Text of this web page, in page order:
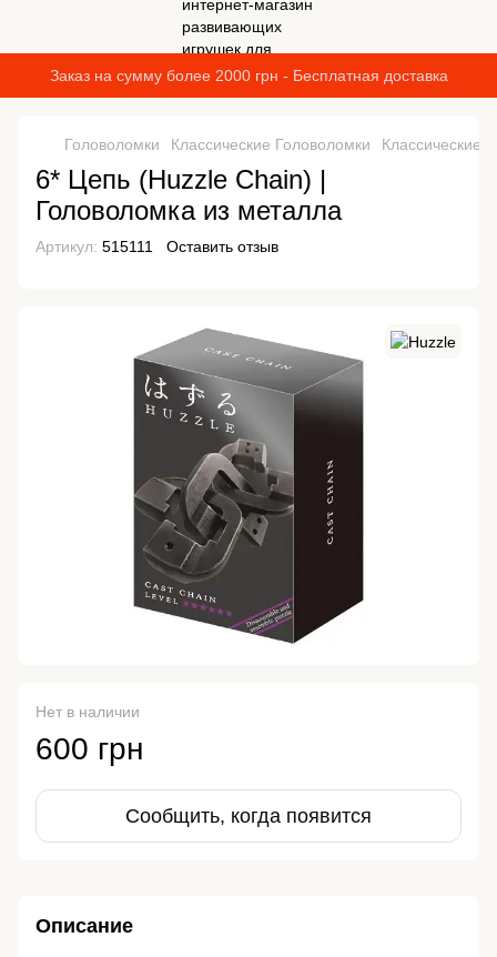
Заказ на сумму более 2000 грн - Бесплатная доставка
Головоломки Классические Головоломки Классические
6* Цепь (Huzzle Chain) |
Головоломка из металла
Артикул: 515111 Оставить отзыв
Нет в наличии
600 грн
Сообщить, когда появится
Описание